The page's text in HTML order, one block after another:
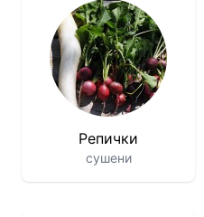
Репички
сушени